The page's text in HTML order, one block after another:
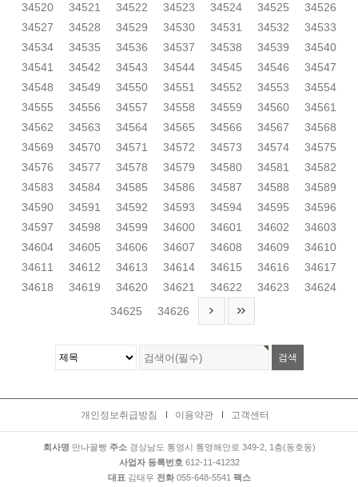
34520
34521 34522 34523 34524 34525
34526
34527
34528 34529 34530 34531 34532
34533
34534
34535 34536 34537 34538 34539
34540
34541
34542 34543 34544 34545 34546
34547
34548
34549 34550 34551 34552 34553
34554
34555
34556 34557 34558 34559 34560
34561
34562
34563 34564 34565 34566 34567
34568
34569
34570 34571 34572 34573 34574
34575
34576
34577 34578 34579 34580 34581
34582
34583
34584 34585 34586 34587 34588
34589
34590
34591 34592 34593 34594 34595
34596
34597
34598 34599 34600 34601 34602
34603
34604
34605 34606 34607 34608 34609
34610
34611
34612 34613 34614 34615 34616
34617
34618
34619 34620 34621 34622 34623
34624
34625
34626
개인정보취급방침 이용약관 고객센터
회사명 만나꿀빵 주소경상남도 통영시 통영해안로 349-2, 1층(동호동)
사업자 등록번호 612-11-41232
대표 김태우 전화 055-648-5541 팩스